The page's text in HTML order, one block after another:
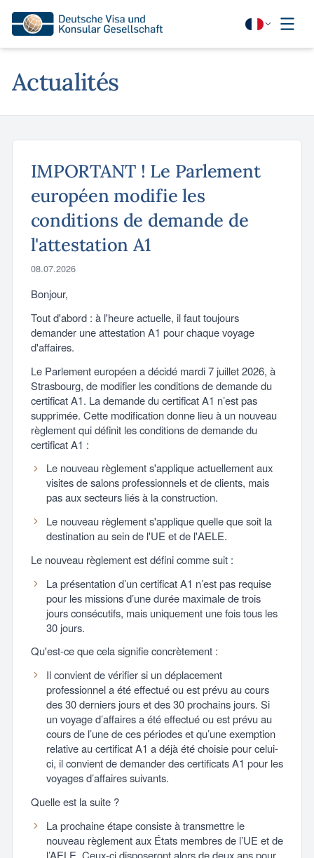
Actualités
IMPORTANT ! Le Parlement
européen modifie les
conditions de demande de
l'attestation A1
08.07.2026
Bonjour,
Tout d'abord : à l'heure actuelle, il faut toujours
demander une attestation A1 pour chaque voyage
d'affaires.
Le Parlement européen a décidé mardi 7 juillet 2026, à
Strasbourg, de modifier les conditions de demande du
certificat A1. La demande du certificat A1 n’est pas
supprimée. Cette modification donne lieu à un nouveau
règlement qui définit les conditions de demande du
certificat A1 :
Le nouveau règlement s'applique actuellement aux
visites de salons professionnels et de clients, mais
pas aux secteurs liés à la construction.
Le nouveau règlement s'applique quelle que soit la
destination au sein de l'UE et de l'AELE.
Le nouveau règlement est défini comme suit :
La présentation d’un certificat A1 n’est pas requise
pour les missions d’une durée maximale de trois
jours consécutifs, mais uniquement une fois tous les
30 jours.
Qu'est-ce que cela signifie concrètement :
Il convient de vérifier si un déplacement
professionnel a été effectué ou est prévu au cours
des 30 derniers jours et des 30 prochains jours. Si
un voyage d’affaires a été effectué ou est prévu au
cours de l’une de ces périodes et qu’une exemption
relative au certificat A1 a déjà été choisie pour celui-
ci, il convient de demander des certificats A1 pour les
voyages d’affaires suivants.
Quelle est la suite ?
La prochaine étape consiste à transmettre le
nouveau règlement aux États membres de l’UE et de
l’AELE. Ceux-ci disposeront alors de deux ans pour